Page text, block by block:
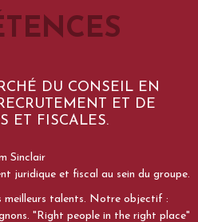
DU CONSEIL EN
ET DE
ET FISCALES.
Sinclair
juridique et fiscal au sein du groupe.
meilleurs talents. Notre objectif :
"Right people in the right place"